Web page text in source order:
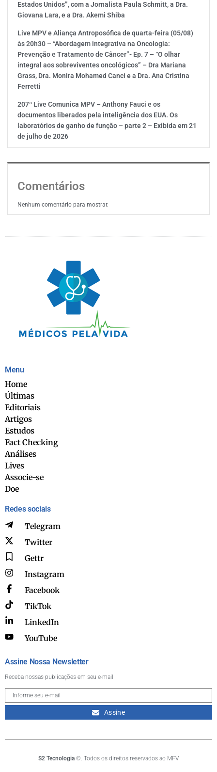
Estados Unidos”, com a Jornalista Paula Schmitt, a Dra.
Giovana Lara, e a Dra. Akemi Shiba
Live MPV e Aliança Antroposófica de quarta-feira (05/08)
às 20h30 – “Abordagem integrativa na Oncologia:
Prevenção e Tratamento de Câncer”- Ep. 7 – “O olhar
integral aos sobreviventes oncológicos” – Dra Mariana
Grass, Dra. Monira Mohamed Canci e a Dra. Ana Cristina
Ferretti
207ª Live Comunica MPV – Anthony Fauci e os
documentos liberados pela inteligência dos EUA. Os
laboratórios de ganho de função – parte 2 – Exibida em 21
de julho de 2026
Comentários
Nenhum comentário para mostrar.
Menu
Home
Últimas
Editoriais
Artigos
Estudos
Fact Checking
Análises
Lives
Associe-se
Doe
Redes sociais
Telegram
Twitter
Gettr
Instagram
Facebook
TikTok
LinkedIn
YouTube
Assine Nossa Newsletter
Receba nossas publicações em seu e-mail
Assine
S2 Tecnologia ©. Todos os direitos reservados ao MPV